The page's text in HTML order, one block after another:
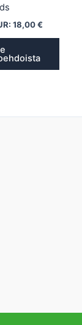
18,00€